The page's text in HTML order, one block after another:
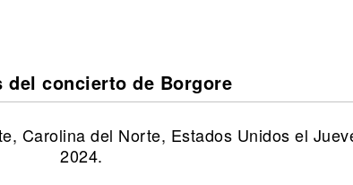
del concierto de Borgore
Carolina del Norte, Estados Unidos el
2024.